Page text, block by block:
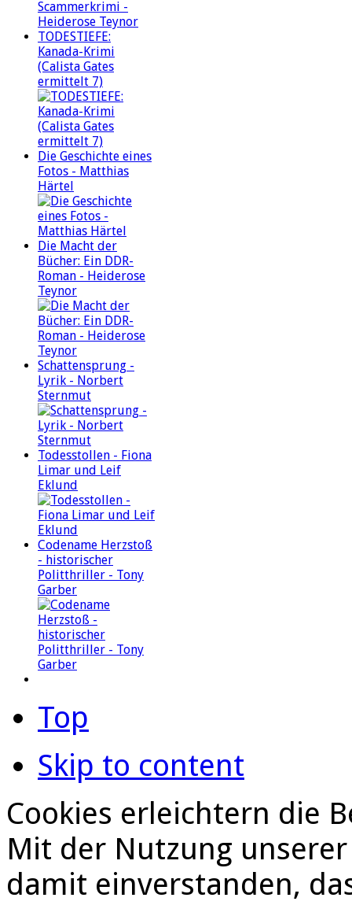
TODESTIEFE:
Kanada-Krimi
(Calista Gates
ermittelt 7)
Die Geschichte eines
Fotos - Matthias
Härtel
Die Macht der
Bücher: Ein DDR-
Roman - Heiderose
Teynor
Schattensprung -
Lyrik - Norbert
Sternmut
Todesstollen - Fiona
Limar und Leif
Eklund
Codename Herzstoß
- historischer
Politthriller - Tony
Garber
Top
Skip to content
Cookies erleichtern die
Mit der Nutzung
damit einverstanden,